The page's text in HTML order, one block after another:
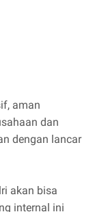
aman
dan
dengan lancar
akan bisa
internal ini